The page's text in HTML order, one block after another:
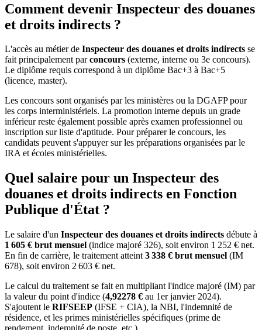
Comment devenir Inspecteur des douanes
et droits indirects ?
L'accès au métier de Inspecteur des douanes et droits indirects se
fait principalement parconcours (externe, interne ou 3e concours).
Le diplôme requis correspond à un diplôme Bac+3 à Bac+5
(licence, master).
Les concours sont organisés par les ministères ou la DGAFP pour
les corps interministériels. La promotion interne depuis un grade
inférieur reste également possible après examen professionnel ou
inscription sur liste d'aptitude. Pour préparer le concours, les
candidats peuvent s'appuyer sur les préparations organisées par le
IRA et écoles ministérielles.
Quel salaire pour un Inspecteur des
douanes et droits indirects en Fonction
Publique d'État ?
Le salaire d'un Inspecteur des douanes et droits indirects débute à
1 605 € brut mensuel (indice majoré 326), soit environ 1 252 € net.
En fin de carrière, le traitement atteint 3 338 € brut mensuel (IM
678), soit environ 2 603 € net.
Le calcul du traitement se fait en multipliant l'indice majoré (IM) par
la valeur du point d'indice (4,92278 € au 1er janvier 2024).
S'ajoutent le RIFSEEP (IFSE + CIA), la NBI, l'indemnité de
résidence, et les primes ministérielles spécifiques (prime de